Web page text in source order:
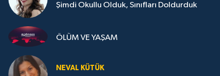
Şimdi Okullu Olduk, Sınıfları Doldurduk
ÖLÜM VE YAŞAM
NEVAL KÜTÜK